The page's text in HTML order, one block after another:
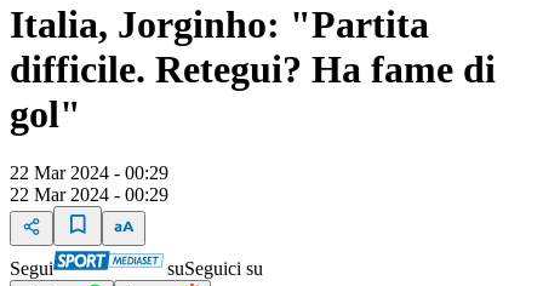
Italia, Jorginho: "Partita
difficile. Retegui? Ha fame di
gol"
22 Mar 2024 - 00:29
22 Mar 2024 - 00:29
Segui suSeguici su